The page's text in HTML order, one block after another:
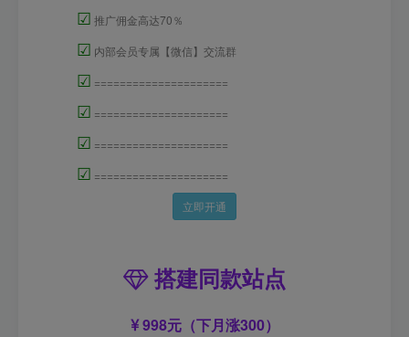
☑ 推广佣金高达70％
☑ 内部会员专属【微信】交流群
☑ =====================
☑ =====================
☑ =====================
☑ =====================
立即开通
搭建同款站点
998元（下月涨300）